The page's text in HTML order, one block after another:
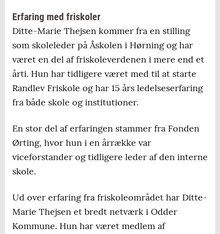
Erfaring med friskoler
Ditte-Marie Thejsen kommer fra en stilling
som skoleleder på Åskolen i Hørning og har
været en del af friskoleverdenen i mere end et
årti. Hun har tidligere været med til at starte
Randlev Friskole og har 15 års ledelseserfaring
fra både skole og institutioner.
En stor del af erfaringen stammer fra Fonden
Ørting, hvor hun i en årrække var
viceforstander og tidligere leder af den interne
skole.
Ud over erfaring fra friskoleområdet har Ditte-
Marie Thejsen et bredt netværk i Odder
Kommune. Hun har været medlem af